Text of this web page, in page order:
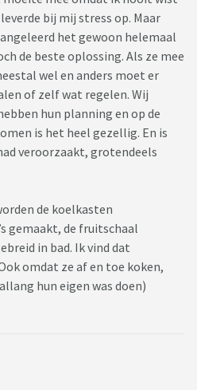
bij mij stress op. Maar
het gewoon helemaal
de beste oplossing. Als ze mee
wel en anders moet er
of zelf wat regelen. Wij
hun planning en op de
is het heel gezellig. En is
veroorzaakt, grotendeels
de koelkasten
gemaakt, de fruitschaal
in bad. Ik vind dat
omdat ze af en toe koken,
hun eigen was doen)